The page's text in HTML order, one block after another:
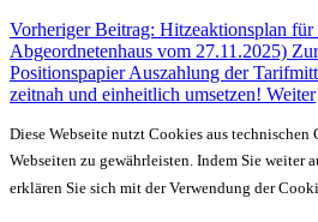
Vorheriger Beitrag: Hitzeaktionsplan
Abgeordnetenhaus vom 27.11.2025)
Positionspapier Auszahlung der
zeitnah und einheitlich umsetzen! Weiter
Diese Webseite nutzt Cookies aus
Webseiten zu gewährleisten. Indem Sie weiter
erklären Sie sich mit der Verwendung der